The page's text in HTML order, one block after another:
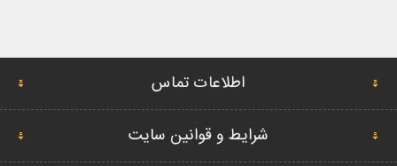
اطلاعات تماس
شرایط و قوانین سایت